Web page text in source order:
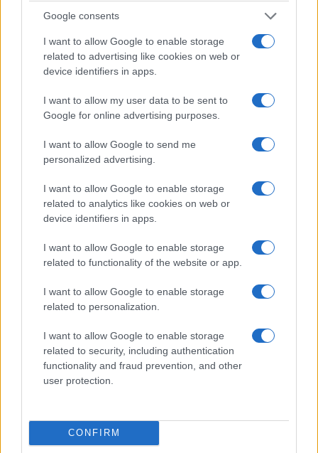
Google consents
I want to allow Google to enable storage
related to advertising like cookies on web or
device identifiers in apps.
I want to allow my user data to be sent to
Google for online advertising purposes.
I want to allow Google to send me
personalized advertising.
I want to allow Google to enable storage
related to analytics like cookies on web or
device identifiers in apps.
I want to allow Google to enable storage
related to functionality of the website or app.
I want to allow Google to enable storage
related to personalization.
I want to allow Google to enable storage
related to security, including authentication
functionality and fraud prevention, and other
user protection.
CONFIRM
śmieszną ładowność, no i wciąż sypie błędami. Na
szczęście już nie blokuje klimatyzacji i nie wyłącza
całego komputera pokładowego. Chyba nawet
dałoby się z nim żyć.
Zalety
Komfortowe zawieszenie
Dobre prowadzenie
Da się tym pojechać oszczędnie
Słaba ergonomia
Choinki błędów jak były, tak są
Potrafi zużyć bardzo dużo energii
DANE TECHNICZNE
PRODUCENTA